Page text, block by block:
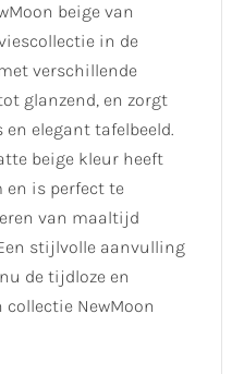
beige van
in de
verschillende
glanzend, en zorgt
elegant tafelbeeld.
beige kleur heeft
en is perfect te
van maaltijd
stijlvolle aanvulling
de tijdloze en
NewMoon